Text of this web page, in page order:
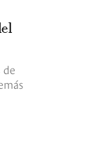
de